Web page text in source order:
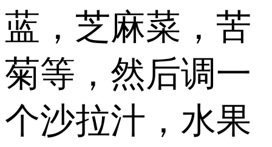
蓝，芝麻菜，苦
菊等，然后调一
个沙拉汁，水果